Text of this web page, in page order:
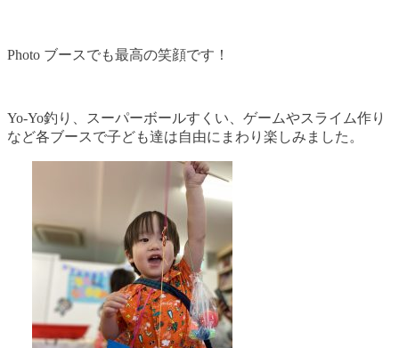
Photo ブースでも最高の笑顔です！
Yo-Yo釣り、スーパーボールすくい、ゲームやスライム作り
など各ブースで子ども達は自由にまわり楽しみました。